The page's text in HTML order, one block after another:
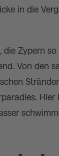
in die
Zypern
Von den